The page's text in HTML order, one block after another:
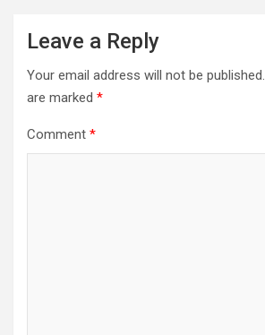
Leave a Reply
Your email address will not be published.
are marked *
Comment *